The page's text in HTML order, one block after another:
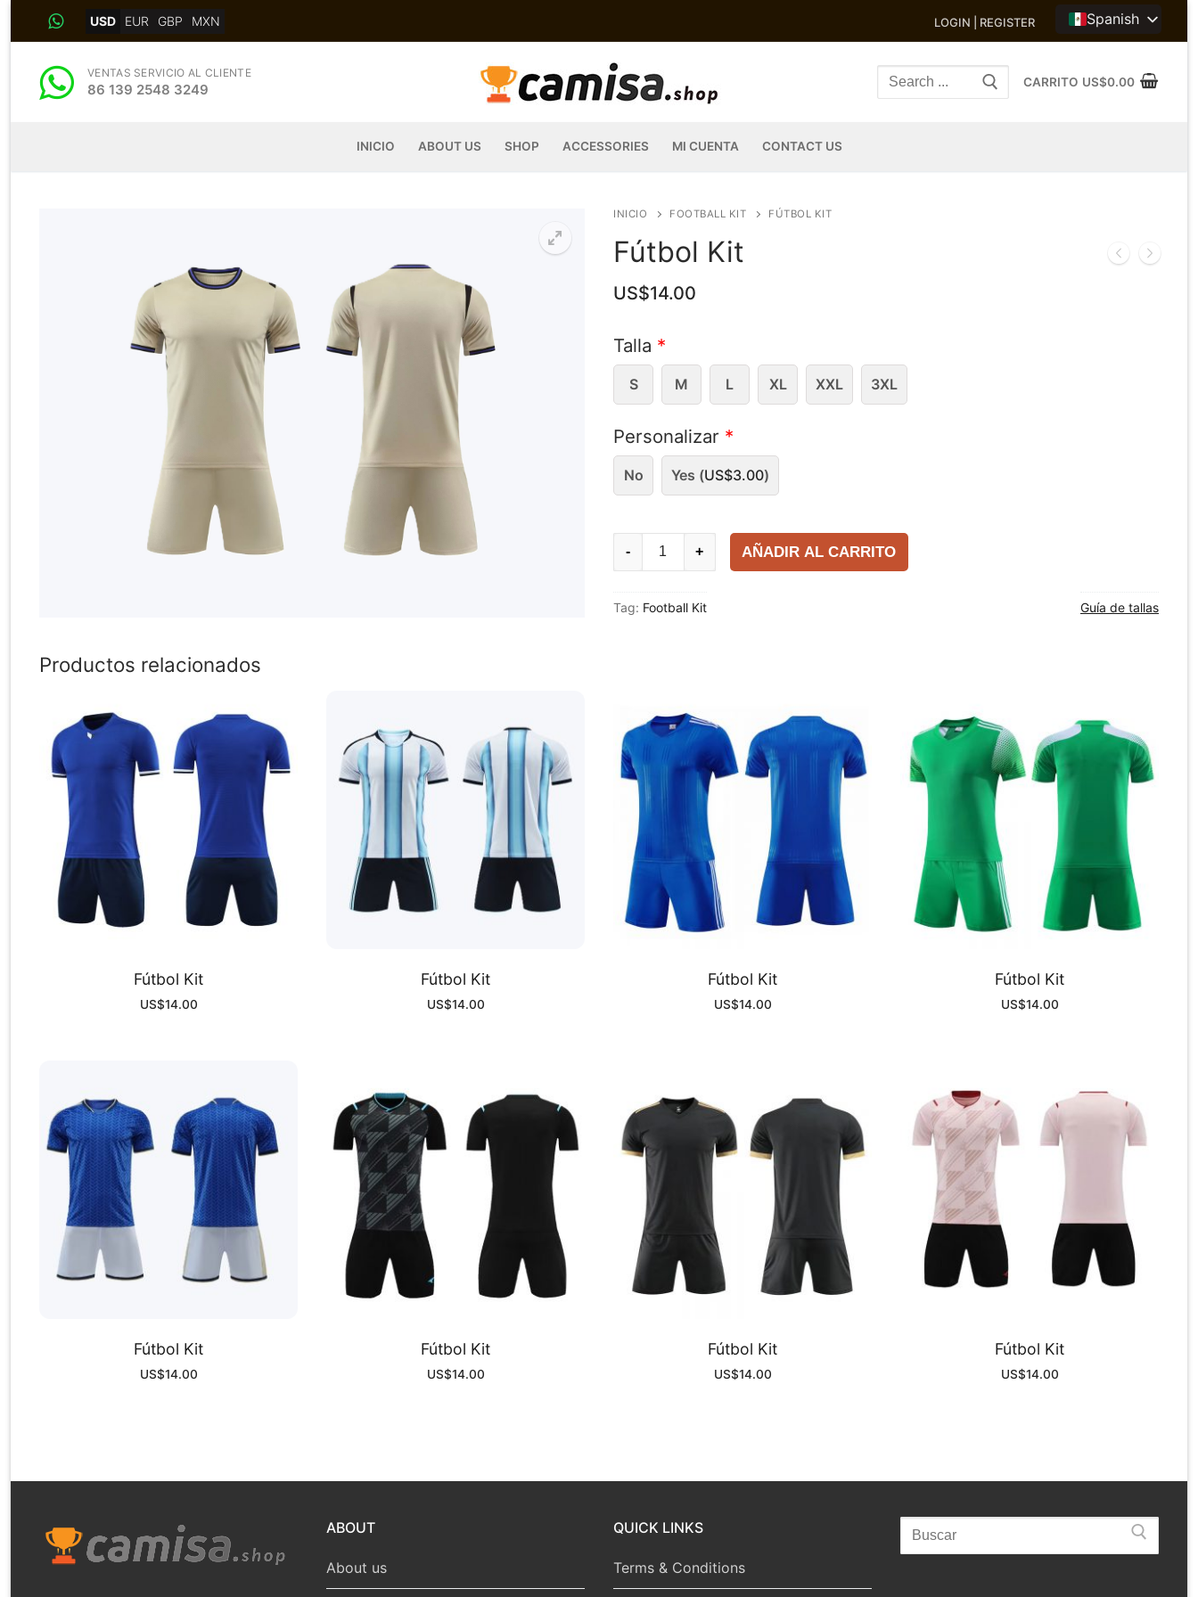
USD EUR GBP MXN LOGIN | REGISTER Spanish
VENTAS SERVICIO AL CLIENTE
86 139 2548 3249
Search
CARRITO US$0.00
INICIO ABOUT US SHOP ACCESSORIES MI CUENTA CONTACT US
INICIO FOOTBALL KIT FÚTBOL KIT
Fútbol Kit
US$14.00
Talla *
S M L XL XXL 3XL
Personalizar *
No Yes (US$3.00)
- + AÑADIR AL CARRITO
Tag: Football Kit Guía de tallas
Productos relacionados
Fútbol Kit
US$14.00
Fútbol Kit
US$14.00
Fútbol Kit
US$14.00
Fútbol Kit
US$14.00
Fútbol Kit
US$14.00
Fútbol Kit
US$14.00
Fútbol Kit
US$14.00
Fútbol Kit
US$14.00
ABOUT
About us
QUICK LINKS
Terms & Conditions
Search
for: